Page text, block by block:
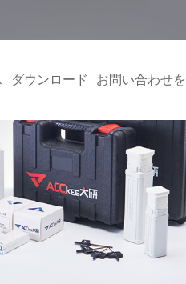
ダウンロード お問い合わせ